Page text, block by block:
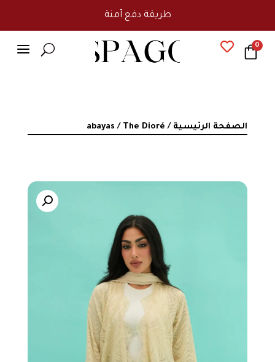
طريقة دفع آمنة
a U  0
الصفحة الرئيسية /
abayas / The Dioré